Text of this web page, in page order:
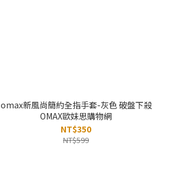
omax新風尚簡約全指手套-灰色 破盤下殺
OMAX歐妹思購物網
NT$350
NT$599